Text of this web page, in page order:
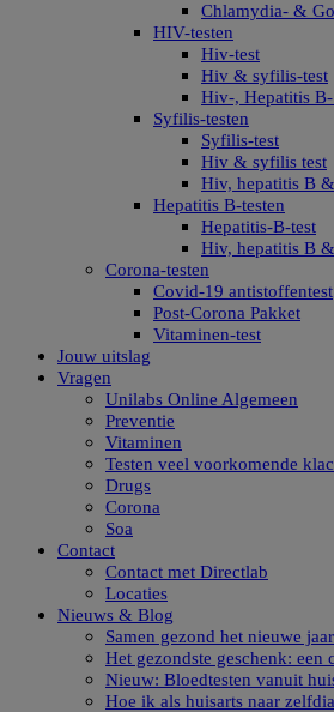
Chlamydia- &
HIV-testen
Hiv-test
Hiv & syfilis-test
Hiv-, Hepatitis
Syfilis-testen
Syfilis-test
Hiv & syfilis test
Hiv, hepatitis B
Hepatitis B-testen
Hepatitis-B-test
Hiv, hepatitis B
Corona-testen
Covid-19 antistoffentest
Post-Corona Pakket
Vitaminen-test
Jouw uitslag
Vragen
Unilabs Online Algemeen
Preventie
Vitaminen
Testen veel voorkomende
Drugs
Corona
Soa
Contact
Contact met Directlab
Locaties
Nieuws & Blog
Samen gezond het nieuwe
Het gezondste geschenk: een
Nieuw: Bloedtesten vanuit
Hoe ik als huisarts naar